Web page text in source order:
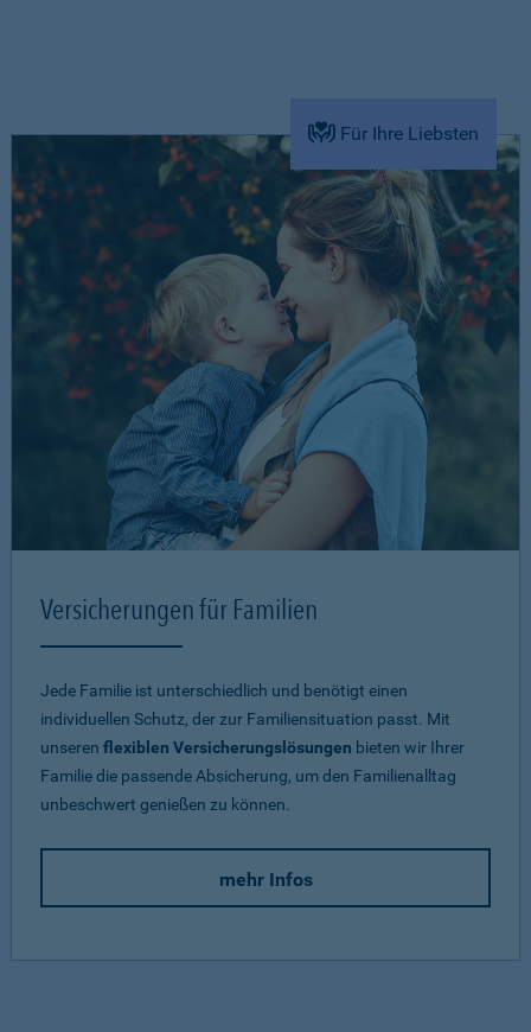
Für Ihre Liebsten
Versicherungen für Familien
Jede Familie ist unterschiedlich und benötigt einen
individuellen Schutz, der zur Familiensituation passt. Mit
unseren flexiblen Versicherungslösungen bieten wir Ihrer
Familie die passende Absicherung, um den Familienalltag
unbeschwert genießen zu können.
mehr Infos